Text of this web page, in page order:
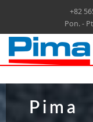
+82
Pon. -
Pima